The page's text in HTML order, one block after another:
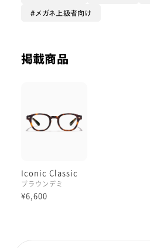
メガネ上級者向け
掲載商品
Iconic Classic
ブラウンデミ
¥6,600